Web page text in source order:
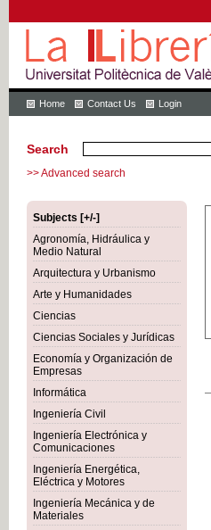
Home Contact Us Login
Search
>> Advanced search
Subjects [+/-]
Agronomía, Hidráulica y
Medio Natural
Arquitectura y Urbanismo
Arte y Humanidades
Ciencias
Ciencias Sociales y Jurídicas
Economía y Organización de
Empresas
Informática
Ingeniería Civil
Ingeniería Electrónica y
Comunicaciones
Ingeniería Energética,
Eléctrica y Motores
Ingeniería Mecánica y de
Materiales